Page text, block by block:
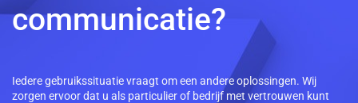
communicatie?
Iedere gebruikssituatie vraagt om een andere oplossingen. Wij
zorgen ervoor dat u als particulier of bedrijf met vertrouwen kunt